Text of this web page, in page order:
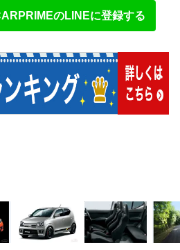
のLINEに登録する